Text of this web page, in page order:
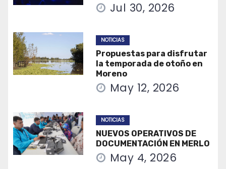
Jul 30, 2026
NOTICIAS
Propuestas para disfrutar
la temporada de otoño en
Moreno
May 12, 2026
NOTICIAS
NUEVOS OPERATIVOS DE
DOCUMENTACIÓN EN MERLO
May 4, 2026